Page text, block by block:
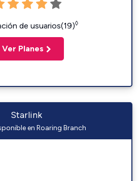
de usuarios(19)◊
Ver Planes
Starlink
en Roaring Branch